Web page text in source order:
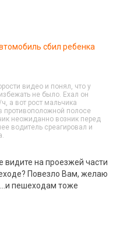
сбил ребенка
видео и понял, что у
не было. Ехал он
а вот рост мальчика
противоположной полосе
неожиданно возник перед
водитель среагировал и
видите на проезжей части
Повезло Вам, желаю
пешеходам тоже